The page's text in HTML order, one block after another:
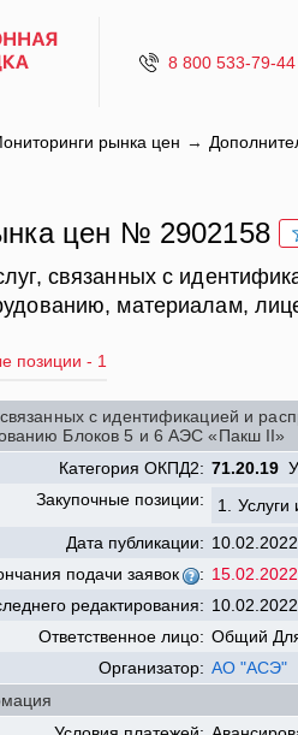
8 800 533-79-44
рынка цен
цен № 2902158
связанных с
материалам,
позиции - 1
связанных с идентификацией и
Блоков 5 и 6 АЭС «Пакш II»
Категория ОКПД2: 71.20.19
Закупочные позиции:
1.
Дата публикации:
подачи заявок
:
редактирования:
Ответственное лицо: Общий
Организатор: АО "АСЭ"